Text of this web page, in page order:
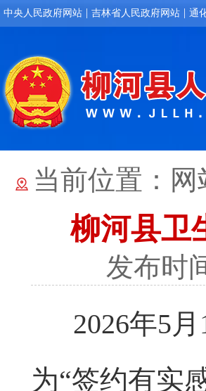
中央人民政府网站 | 吉林省人民政府网站 | 通
当前位置：
柳河县卫
发布时
2026年5月
为“签约有实